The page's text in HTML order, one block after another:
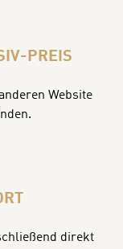
PREIS
Website
direkt